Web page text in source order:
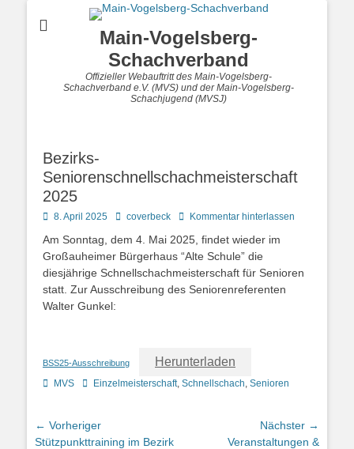
Main-Vogelsberg-
Schachverband
Offizieller Webauftritt des Main-Vogelsberg-
Schachverband e.V. (MVS) und der Main-Vogelsberg-
Schachjugend (MVSJ)
Bezirks-
Seniorenschnellschachmeisterschaft
2025
Posted
8. April 2025 Autorcoverbeck Kommentar hinterlassen
Am Sonntag, dem 4. Mai 2025, findet wieder im
Großauheimer Bürgerhaus “Alte Schule” die
diesjährige Schnellschachmeisterschaft für Senioren
statt. Zur Ausschreibung des Seniorenreferenten
Walter Gunkel:
BSS25-Ausschreibung Herunterladen
Kategorien
MVS Schlagworte
Einzelmeisterschaft, Schnellschach, Senioren
Beitragsnavigation
← Vorheriger
Vorheriger
Stützpunkttraining im Bezirk
Nächster →
Veranstaltungen &